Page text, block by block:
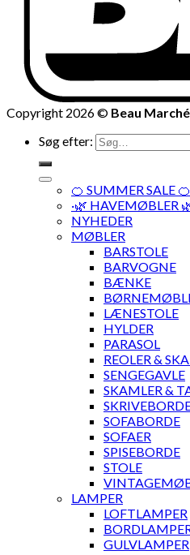
Copyright 2026 © Beau Marché
Søg efter:
🍊 SUMMER SALE 🍊
·🌿 HAVEMØBLER
NYHEDER
MØBLER
BARSTOLE
BARVOGNE
BÆNKE
LÆNESTOLE
HYLDER
PARASOL
REOLER &
SENGEGAVLE
SKAMLER &
SOFABORDE
SOFAER
SPISEBORDE
STOLE
LAMPER
LOFTLAMPER
GULVLAMPER